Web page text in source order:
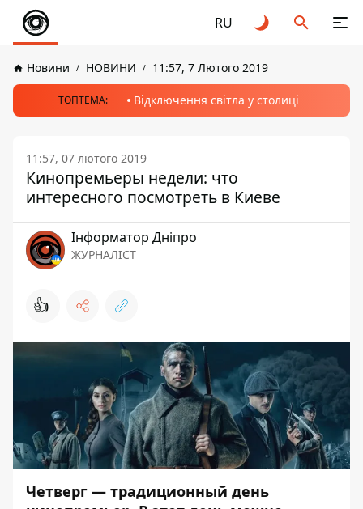
RU
Новини НОВИНИ 11:57, 7 Лютого 2019
ТОПТЕМА: Відключення світла у столиці
11:57, 07 лютого 2019
Кинопремьеры недели: что
интересного посмотреть в Киеве
Інформатор Дніпро
ЖУРНАЛІСТ
👍
Четверг — традиционный день